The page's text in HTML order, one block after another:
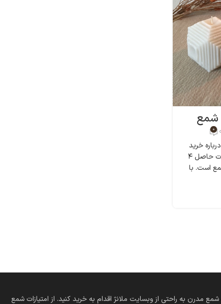
شمع
0
خرید
شمع را برای شما بازگو کنیم. این نکات حاصل ۴
است. با
و شمع مدرن به راحتی از وبسایت ملانژ اقدام به خرید کنید. از امتیازات شمع